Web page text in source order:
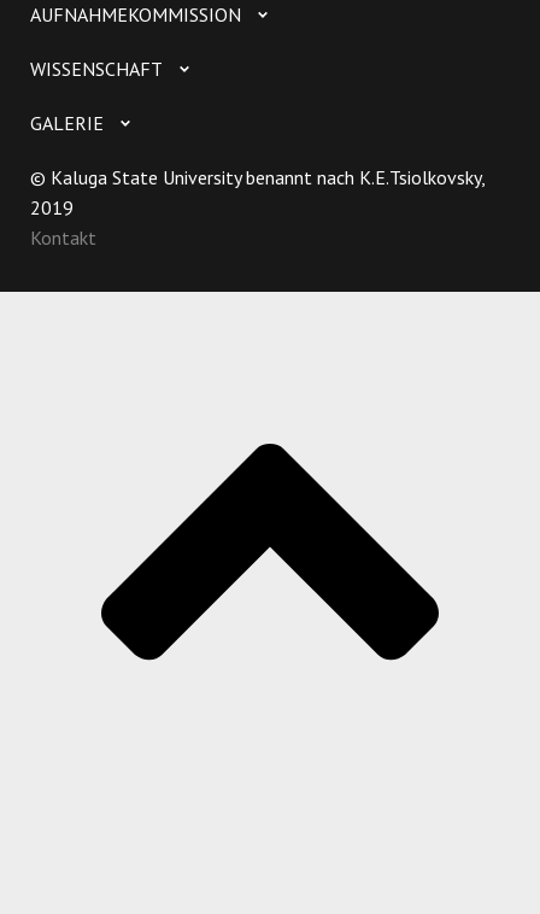
AUFNAHMEKOMMISSION
WISSENSCHAFT
GALERIE
© Kaluga State University benannt nach K.E.Tsiolkovsky,
2019
Kontakt